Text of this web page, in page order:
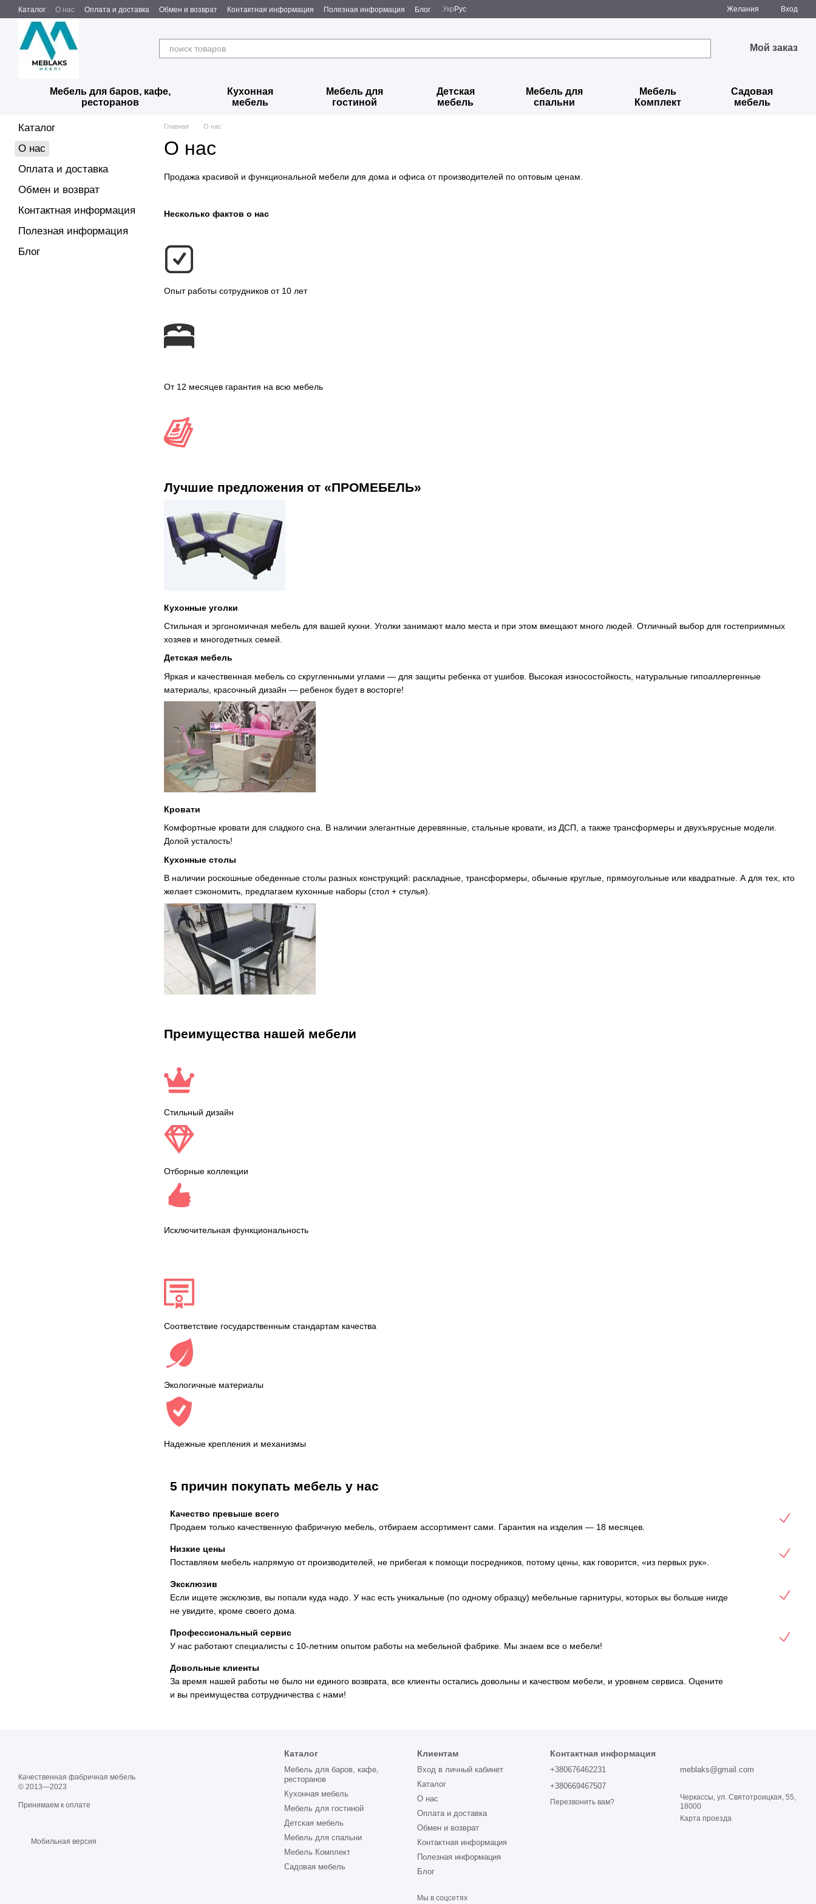
Перейти к основному контенту
Каталог О нас Оплата и доставка Обмен и возврат Контактная информация Полезная информация Блог Укр Рус Желания Вход
Мой заказ
Мебель для баров, кафе,
ресторанов
Кухонная
мебель
Мебель для
гостиной
Детская
мебель
Мебель для
спальни
Мебель
Комплект
Садовая
мебель
Главная О нас
О нас
Продажа красивой и функциональной мебели для дома и офиса от производителей по оптовым ценам.
Несколько фактов о нас
Опыт работы сотрудников от 10 лет
От 12 месяцев гарантия на всю мебель
Лучшие предложения от «ПРОМЕБЕЛЬ»
Кухонные уголки
Стильная и эргономичная мебель для вашей кухни. Уголки занимают мало места и при этом вмещают много людей. Отличный выбор для гостеприимных
хозяев и многодетных семей.
Детская мебель
Яркая и качественная мебель со скругленными углами — для защиты ребенка от ушибов. Высокая износостойкость, натуральные гипоаллергенные
материалы, красочный дизайн — ребенок будет в восторге!
Кровати
Комфортные кровати для сладкого сна. В наличии элегантные деревянные, стальные кровати, из ДСП, а также трансформеры и двухъярусные модели.
Долой усталость!
Кухонные столы
В наличии роскошные обеденные столы разных конструкций: раскладные, трансформеры, обычные круглые, прямоугольные или квадратные. А для тех, кто
желает сэкономить, предлагаем кухонные наборы (стол + стулья).
Преимущества нашей мебели
Стильный дизайн
Отборные коллекции
Исключительная функциональность
Соответствие государственным стандартам качества
Экологичные материалы
Надежные крепления и механизмы
5 причин покупать мебель у нас
Качество превыше всего
Продаем только качественную фабричную мебель, отбираем ассортимент сами. Гарантия на изделия — 18 месяцев.
Низкие цены
Поставляем мебель напрямую от производителей, не прибегая к помощи посредников, потому цены, как говорится, «из первых рук».
Эксклюзив
Если ищете эксклюзив, вы попали куда надо. У нас есть уникальные (по одному образцу) мебельные гарнитуры, которых вы больше нигде
не увидите, кроме своего дома.
Профессиональный сервис
У нас работают специалисты с 10-летним опытом работы на мебельной фабрике. Мы знаем все о мебели!
Довольные клиенты
За время нашей работы не было ни единого возврата, все клиенты остались довольны и качеством мебели, и уровнем сервиса. Оцените
и вы преимущества сотрудничества с нами!
Каталог
О нас
Оплата и доставка
Обмен и возврат
Контактная информация
Полезная информация
Блог
Качественная фабричная мебель
© 2013—2023
Принимаем к оплате
Мобильная версия
Каталог
Мебель для баров, кафе,
ресторанов
Кухонная мебель
Мебель для гостиной
Детская мебель
Мебель для спальни
Мебель Комплект
Садовая мебель
Клиентам
Вход в личный кабинет
Каталог
О нас
Оплата и доставка
Обмен и возврат
Контактная информация
Полезная информация
Блог
Мы в соцсетях
Контактная информация
+380676462231
+380669467507
Перезвонить вам?
meblaks@gmail.com
Черкассы, ул. Святотроицкая, 55,
18000
Карта проезда